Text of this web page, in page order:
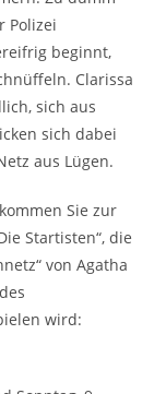
Polizei
beginnt,
Clarissa
sich aus
sich dabei
aus Lügen.
Sie zur
Startisten“, die
von Agatha
wird: